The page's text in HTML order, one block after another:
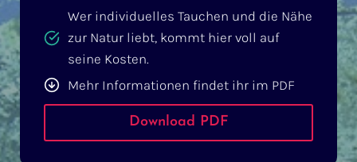
Wer individuelles Tauchen und die Nähe
zur Natur liebt, kommt hier voll auf
seine Kosten.
Mehr Informationen findet ihr im PDF
Download PDF